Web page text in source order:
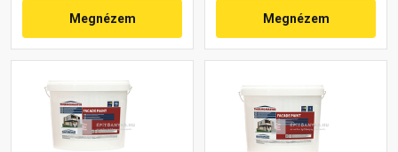
Megnézem Megnézem